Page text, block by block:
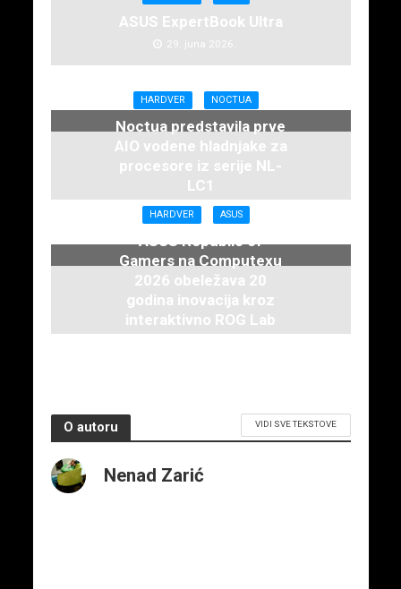
ASUS ExpertBook Ultra
29. juna 2026.
HARDVER NOCTUA
Noctua predstavila prve
AIO vodene hladnjake za
procesore iz serije NL-
LC1
16. juna 2026.
HARDVER ASUS
ASUS Republic of
Gamers na Computexu
2026 obeležava 20
godina inovacija kroz
interaktivno ROG Lab
iskustvo
O autoru VIDI SVE TEKSTOVE
Nenad Zarić